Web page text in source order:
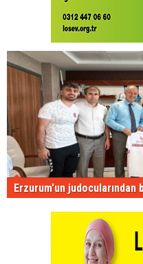
Erzurum'un judocularından